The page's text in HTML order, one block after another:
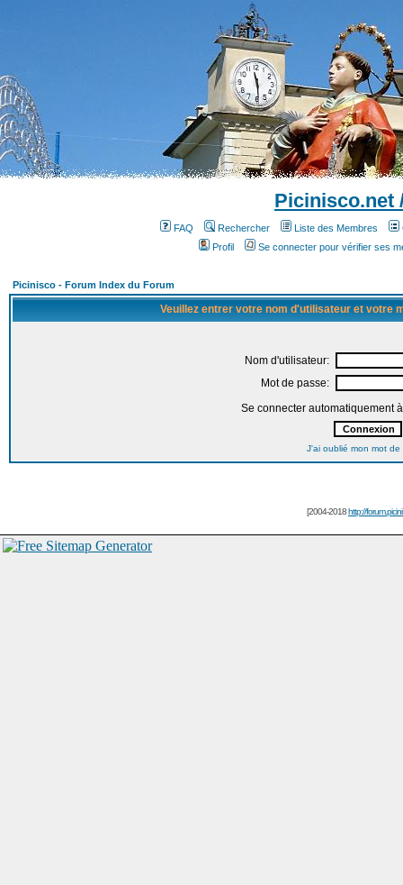
Picinisco.net
FAQ Rechercher Liste des Membres
Profil
Se connecter pour vérifier ses
Picinisco - Forum Index du Forum
Veuillez entrer votre nom d'utilisateur et votre
Nom d'utilisateur:
Mot de passe:
Se connecter automatiquement
J'ai oublié mon mot de
[2004-2018http://